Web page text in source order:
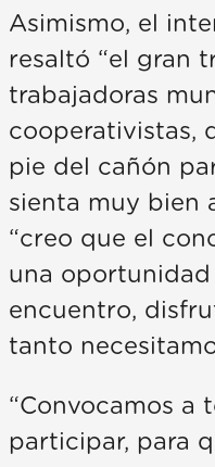
Asimismo, el
resaltó “el gran
trabajadoras
cooperativistas,
pie del cañón
sienta muy bien
“creo que el
una
encuentro,
tanto
“Convocamos a
participar, para